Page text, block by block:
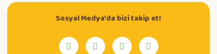
Sosyal Medya'da bizi takip et!